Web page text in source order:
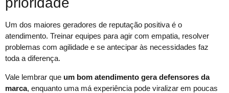
Um dos maiores geradores de reputação positiva é o
atendimento. Treinar equipes para agir com empatia, resolver
problemas com agilidade e se antecipar às necessidades faz
toda a diferença.
Vale lembrar que um bom atendimento gera defensores da
marca, enquanto uma má experiência pode viralizar em poucas